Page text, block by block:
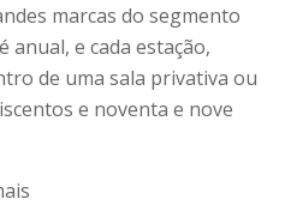
marcas do segmento
anual, e cada estação,
de uma sala privativa ou
e noventa e nove